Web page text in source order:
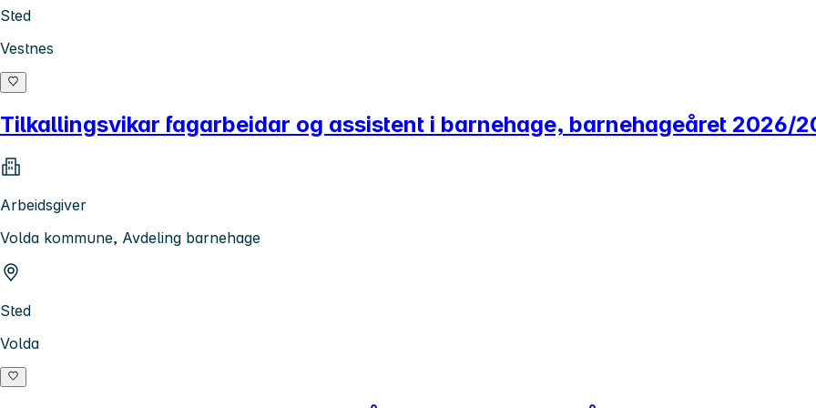
Sted
Vestnes
Tilkallingsvikar fagarbeidar og assistent i barnehage, barnehageåret 2026/
Arbeidsgiver
Volda kommune, Avdeling barnehage
Sted
Volda